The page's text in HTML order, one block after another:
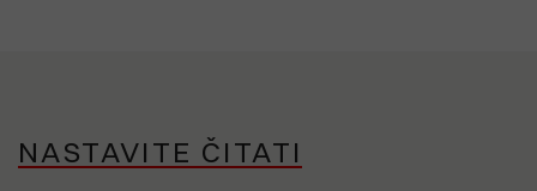
NASTAVITE ČITATI